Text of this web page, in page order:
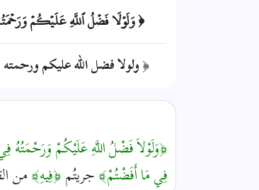
﴿ وَلَوۡلَا فَضۡلُ ٱللَّهِ عَلَيۡكُمۡ
﴿ ولولا فضل الله عليكم
﴿وَلَوْلاَ فَضْلُ اللَّهِ عَلَيْكُمْ وَرَحْمَتُهُ
فِي مَا أَفَضْتُمْ﴾جريتُم﴿فِيهِ﴾من